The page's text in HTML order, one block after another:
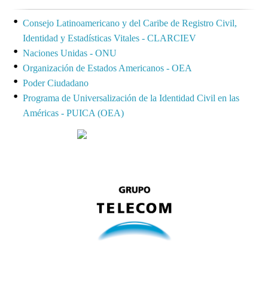
Consejo Latinoamericano y del Caribe de Registro Civil,
Identidad y Estadísticas Vitales - CLARCIEV
Naciones Unidas - ONU
Organización de Estados Americanos - OEA
Poder Ciudadano
Programa de Universalización de la Identidad Civil en las
Américas - PUICA (OEA)